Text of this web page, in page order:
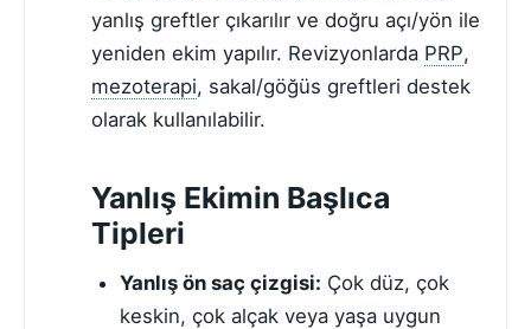
yanlış greftler çıkarılır ve doğru açı/yön ile
yeniden ekim yapılır. Revizyonlarda PRP,
mezoterapi, sakal/göğüs greftleri destek
olarak kullanılabilir.
Yanlış Ekimin Başlıca
Tipleri
Yanlış ön saç çizgisi: Çok düz, çok
keskin, çok alçak veya yaşa uygun